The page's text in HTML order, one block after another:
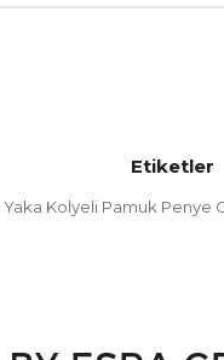
Etiketler
Kolyeli Pamuk Penye